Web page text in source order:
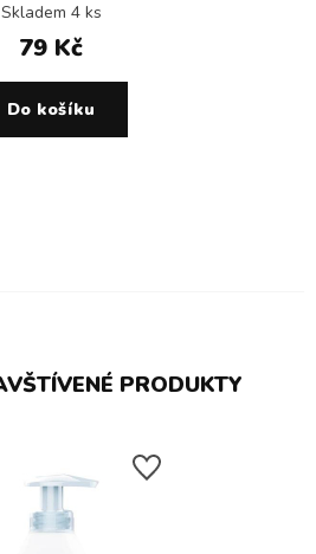
Skladem 4 ks
79 Kč
Do košíku
PRODUKTY